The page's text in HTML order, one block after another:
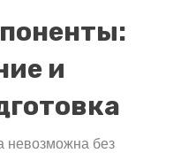
и
невозможна без